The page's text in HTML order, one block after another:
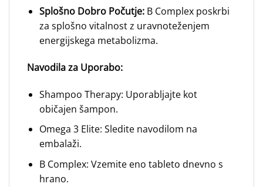
Splošno Dobro Počutje:B Complex poskrbi
za splošno vitalnost z uravnoteženjem
energijskega metabolizma.
Navodila za Uporabo:
Shampoo Therapy: Uporabljajte kot
običajen šampon.
Omega 3 Elite: Sledite navodilom na
embalaži.
B Complex: Vzemite eno tableto dnevno s
hrano.